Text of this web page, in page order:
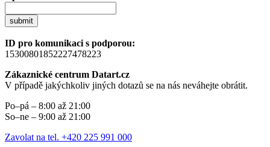
submit
ID pro komunikaci s podporou:
15300801852227478223
Zákaznické centrum Datart.cz
V případě jakýchkoliv jiných dotazů se na nás neváhejte obrátit.
Po–pá – 8:00 až 21:00
So–ne – 9:00 až 21:00
Zavolat na tel. +420 225 991 000